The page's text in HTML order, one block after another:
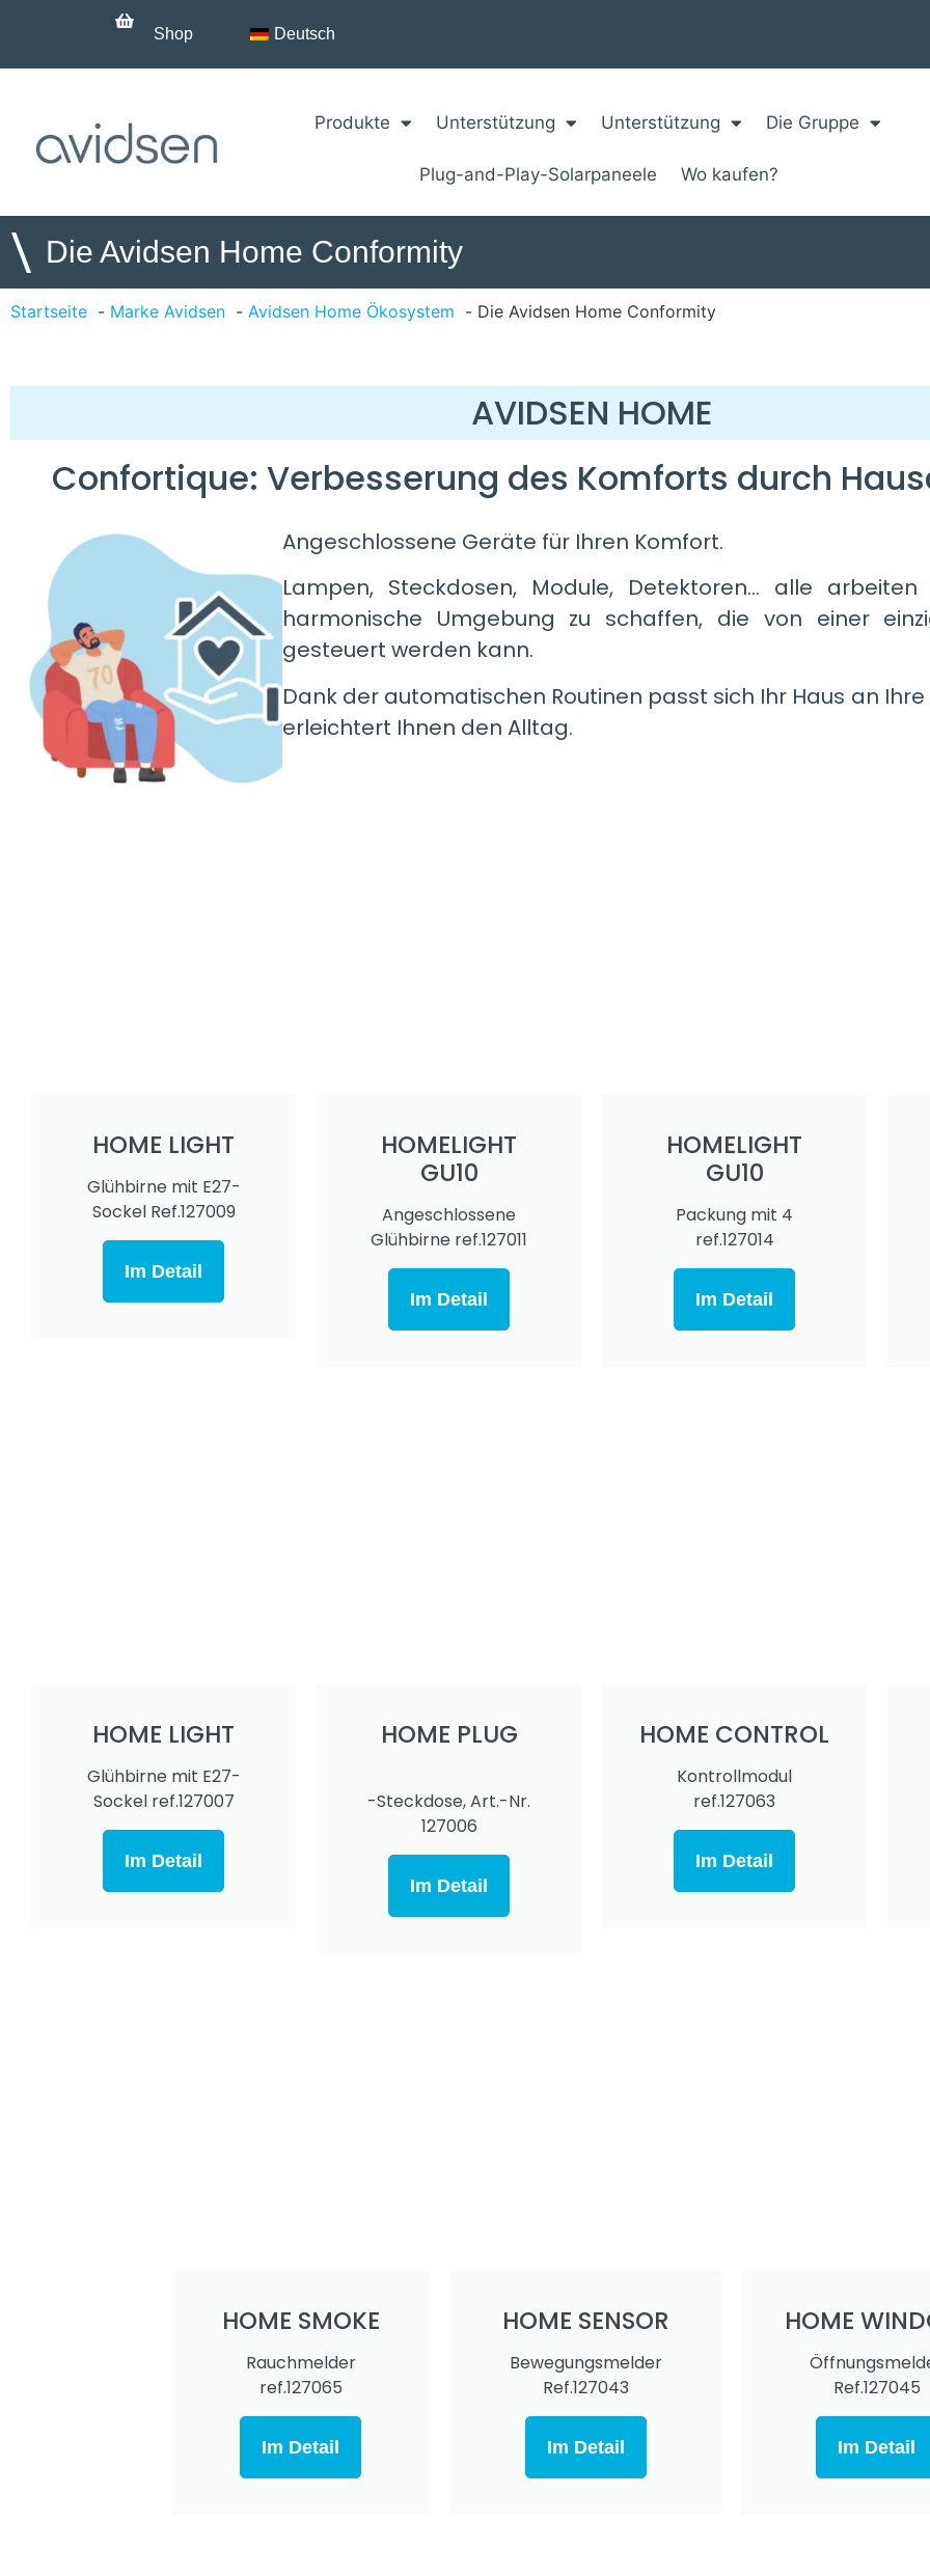
Shop Deutsch
Produkte Unterstützung Unterstützung Die Gruppe
Plug-and-Play-Solarpaneele Wo kaufen?
\ Die Avidsen Home Conformity
Startseite Marke Avidsen Avidsen Home Ökosystem Die Avidsen Home Conformity
AVIDSEN HOME
Confortique: Verbesserung des Komforts durch
Angeschlossene Geräte für Ihren Komfort.
Lampen, Steckdosen, Module, Detektoren… alle
harmonische Umgebung zu schaffen, die von einer
gesteuert werden kann.
Dank der automatischen Routinen passt sich Ihr Haus an
erleichtert Ihnen den Alltag.
HOME LIGHT
Glühbirne mit E27-
Sockel Ref.127009
Im Detail
HOMELIGHT
GU10
Angeschlossene
Glühbirne ref.127011
Im Detail
HOMELIGHT
GU10
Packung mit 4
ref.127014
Im Detail
HOME LIGHT
Glühbirne mit E27-
Sockel ref.127007
Im Detail
HOME PLUG
-Steckdose, Art.-Nr.
127006
Im Detail
HOME CONTROL
Kontrollmodul
ref.127063
Im Detail
HOME SMOKE
Rauchmelder
ref.127065
Im Detail
HOME SENSOR
Bewegungsmelder
Ref.127043
Im Detail
HOME
Ref.127045
Im Detail